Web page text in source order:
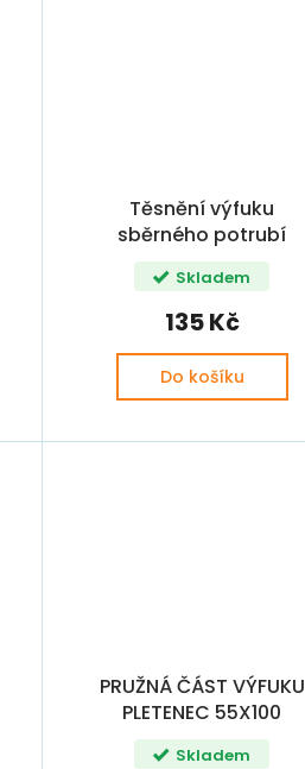
Těsnění výfuku
sběrného potrubí
OCTAVIA / SUPERB /
1,9TDi REINZ
Skladem
135 Kč
Do košíku
PRUŽNÁ ČÁST VÝFUKU
PLETENEC 55X100
OCTAVIA / FABIA PL
Skladem